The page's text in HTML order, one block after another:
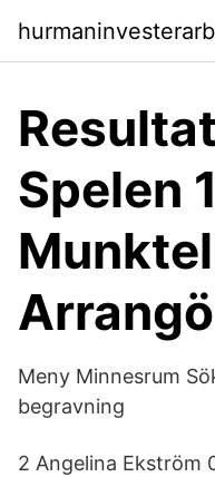
Spelen
Meny Minnesrum
begravning
2 Angelina Ekström